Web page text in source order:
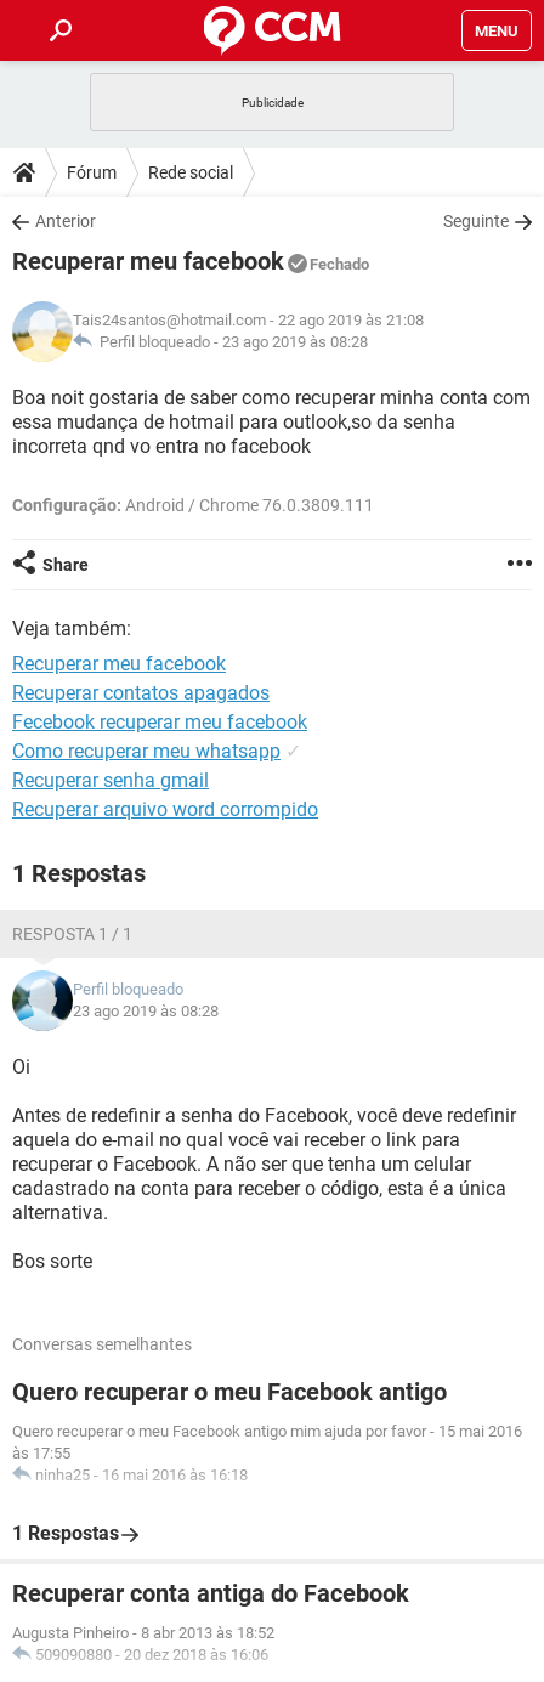
MENU
CELULAR
OUTLOOK
INSTAGRAM GMAIL
GUIA DE COMPRAS
DICAS
JOGOS
INSTAGRAM GMAIL
GUIA DE COMPRAS
DOWNLOADS
JOGOS WHATSAPP
CELULAR
OUTLOOK EXCEL
INSTAGRAM
GUIA DE COMPRAS
FÓRUM
JOGOS WHATSAPP
CELULAR
OUTLOOK EXCEL
INSTAGRAM GMAIL
GLOSSÁRIO
CELULAR FACEBOOK
INSTAGRAM GMAIL
GUIA DE COMPRAS
Fórum Rede social
Anterior Seguinte
Recuperar meu facebook Fechado
Tais24santos@hotmail.com - 22 ago 2019 às 21:08
Perfil bloqueado - 23 ago 2019 às 08:28
Boa noit gostaria de saber como recuperar minha conta com
essa mudança de hotmail para outlook,so da senha
incorreta qnd vo entra no facebook
Configuração: Android / Chrome 76.0.3809.111
Share
Veja também:
Recuperar meu facebook
Recuperar contatos apagados
Fecebook recuperar meu facebook
Como recuperar meu whatsapp ✓
Recuperar senha gmail
Recuperar arquivo word corrompido
1 Respostas
RESPOSTA 1 / 1
Perfil bloqueado
23 ago 2019 às 08:28
Oi
Antes de redefinir a senha do Facebook, você deve redefinir
aquela do e-mail no qual você vai receber o link para
recuperar o Facebook. A não ser que tenha um celular
cadastrado na conta para receber o código, esta é a única
alternativa.
Bos sorte
Conversas semelhantes
Quero recuperar o meu Facebook antigo
Quero recuperar o meu Facebook antigo mim ajuda por favor - 15 mai 2016
às 17:55
ninha25 - 16 mai 2016 às 16:18
1 Respostas
Recuperar conta antiga do Facebook
Augusta Pinheiro - 8 abr 2013 às 18:52
509090880 - 20 dez 2018 às 16:06